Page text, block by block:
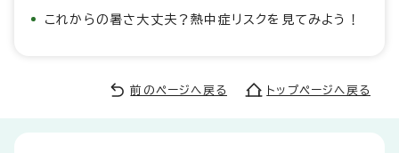
これからの暑さ大丈夫？熱中症リスクを見てみよう！
前のページへ戻る トップページへ戻る